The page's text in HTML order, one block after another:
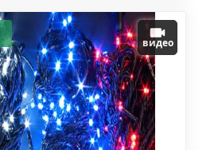
видео